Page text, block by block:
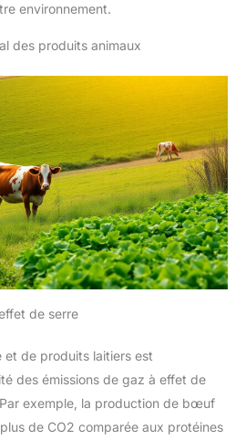
environnement.
des produits animaux
de serre
de produits laitiers est
des émissions de gaz à effet de
exemple, la production de bœuf
de CO2 comparée aux protéines